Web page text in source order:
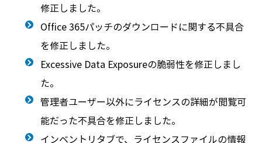
修正しました。
Office 365パッチのダウンロードに関する不具合
を修正しました。
Excessive Data Exposureの脆弱性を修正しまし
た。
管理者ユーザー以外にライセンスの詳細が閲覧可
能だった不具合を修正しました。
インベントリタブで、ライセンスファイルの情報